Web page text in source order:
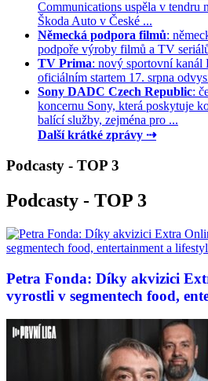
Communications uspěla v tendru
Škoda Auto v České ...
Německá podpora filmů:
podpoře výroby filmů a TV
TV Prima: nový sportovní kanál
oficiálním startem 17. srpna
Sony DADC Czech Republic:
koncernu Sony, která poskytuje
balící služby, zejména pro ...
Další krátké zprávy ⇢
Podcasty - TOP 3
Podcasty - TOP 3
Petra Fonda: Díky akvizici
vyrostli v segmentech food,